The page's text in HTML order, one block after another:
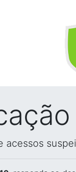
acessos